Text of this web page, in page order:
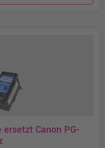
Canon PG-